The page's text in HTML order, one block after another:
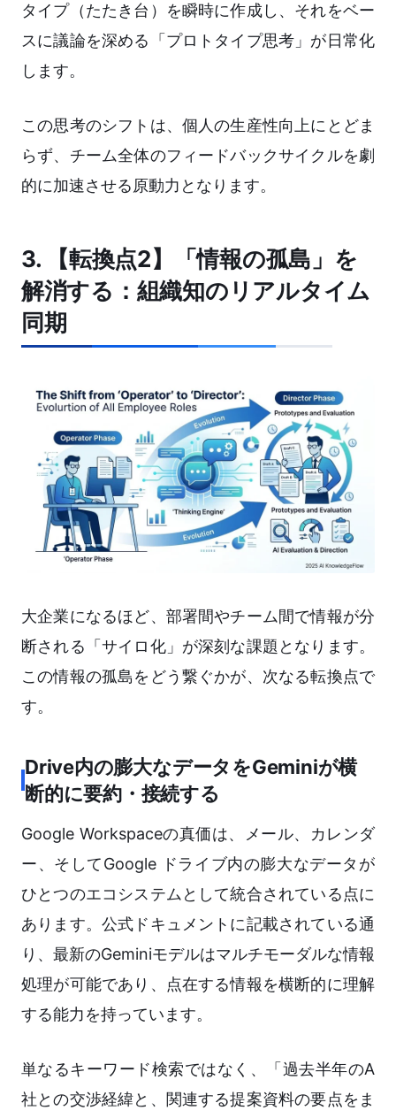
タイプ（たたき台）を瞬時に作成し、それをベー
スに議論を深める「プロトタイプ思考」が日常化
します。
この思考のシフトは、個人の生産性向上にとどま
らず、チーム全体のフィードバックサイクルを劇
的に加速させる原動力となります。
3. 【転換点2】「情報の孤島」を
解消する：組織知のリアルタイム
同期
大企業になるほど、部署間やチーム間で情報が分
断される「サイロ化」が深刻な課題となります。
この情報の孤島をどう繋ぐかが、次なる転換点で
す。
Drive内の膨大なデータをGeminiが横
断的に要約・接続する
Google Workspaceの真価は、メール、カレンダ
ー、そしてGoogle ドライブ内の膨大なデータが
ひとつのエコシステムとして統合されている点に
あります。公式ドキュメントに記載されている通
り、最新のGeminiモデルはマルチモーダルな情報
処理が可能であり、点在する情報を横断的に理解
する能力を持っています。
単なるキーワード検索ではなく、「過去半年のA
社との交渉経緯と、関連する提案資料の要点をま